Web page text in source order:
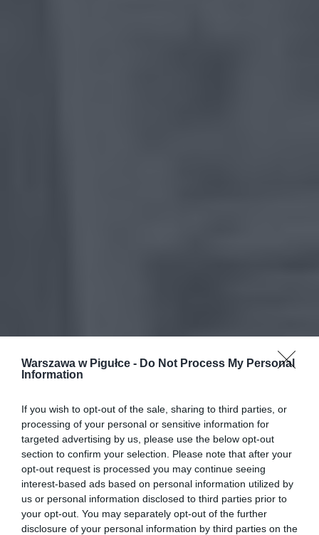
Warszawa w Pigułce - Do Not Process My Personal
Information
If you wish to opt-out of the sale, sharing to third parties, or
processing of your personal or sensitive information for
targeted advertising by us, please use the below opt-out
section to confirm your selection. Please note that after your
opt-out request is processed you may continue seeing
interest-based ads based on personal information utilized by
us or personal information disclosed to third parties prior to
your opt-out. You may separately opt-out of the further
disclosure of your personal information by third parties on the